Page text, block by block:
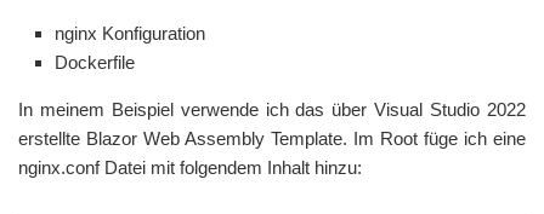
nginx Konfiguration
Dockerfile
In meinem Beispiel verwende ich das über Visual Studio 2022
erstellte Blazor Web Assembly Template. Im Root füge ich eine
nginx.conf Datei mit folgendem Inhalt hinzu: